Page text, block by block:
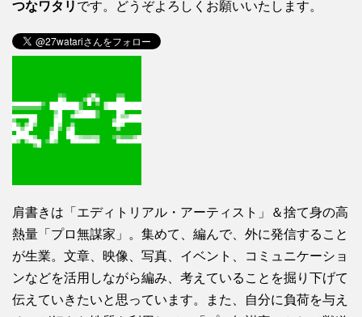
つなワタリ です。どうぞよろしくお願いいたします。
肩書きは「エディトリアル・アーティスト」＆捨て身の高
熱量「プロ無謀家」。集めて、編んで、外に発信すること
が生業。文章、映像、写真、イベント、コミュニケーショ
ンなどを活用しながら編み、考えていることを掘り下げて
伝えていきたいと思っています。また、自分に負荷を与え